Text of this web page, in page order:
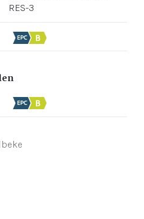
RES-3